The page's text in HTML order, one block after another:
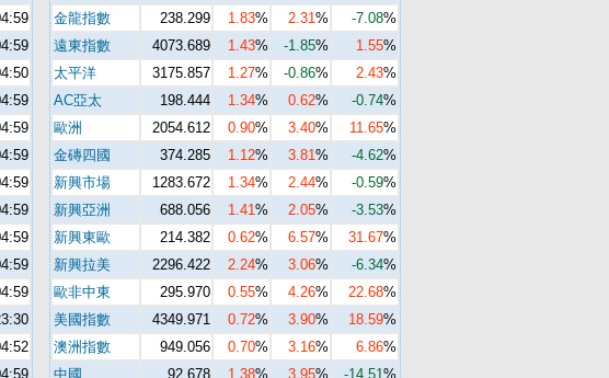
金龍指數
238.299 1.83% 2.31% -7.08%
遠東指數
4073.689 1.43% -1.85% 1.55%
太平洋
3175.857 1.27% -0.86% 2.43%
AC亞太
198.444 1.34% 0.62% -0.74%
歐洲
2054.612 0.90% 3.40% 11.65%
金磚四國
374.285 1.12% 3.81% -4.62%
新興市場
1283.672 1.34% 2.44% -0.59%
新興亞洲
688.056 1.41% 2.05% -3.53%
新興東歐
214.382 0.62% 6.57% 31.67%
新興拉美
2296.422 2.24% 3.06% -6.34%
歐非中東
295.970 0.55% 4.26% 22.68%
美國指數
4349.971 0.72% 3.90% 18.59%
澳洲指數
949.056 0.70% 3.16% 6.86%
中國
92.678 1.38% 3.95% -14.51%